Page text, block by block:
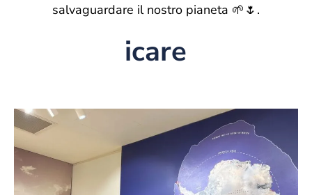
salvaguardare il nostro pianeta 🌱🌷.
icare